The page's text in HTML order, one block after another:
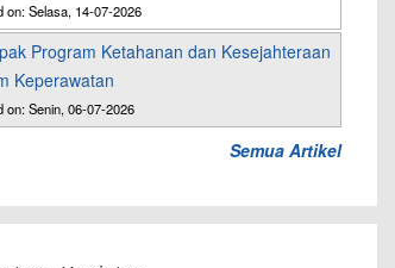
on: Selasa, 14-07-2026
Program Ketahanan dan Kesejahteraan
Keperawatan
on: Senin, 06-07-2026
Semua Artikel